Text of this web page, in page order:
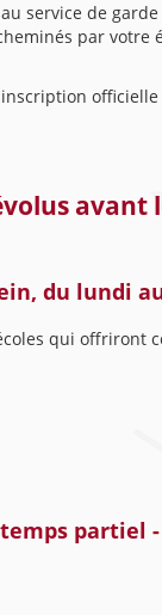
service de
par votre
avant
du lundi
qui offriront
partiel